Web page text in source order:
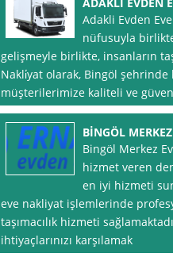
Adakli Evden
nüfusuyla
gelişmeyle birlikte, insanların
Nakli̇yat olarak, Bingöl
müşterilerimize kaliteli ve
BİNGÖL
Bingöl Merkez
hizmet veren
en iyi hizmeti
eve nakliyat işlemlerinde
taşımacılık hizmeti
ihtiyaçlarınızı karşılamak